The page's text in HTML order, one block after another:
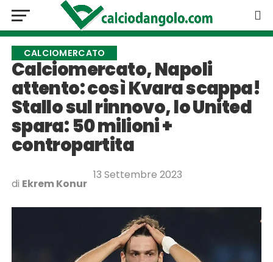
CALCIOMERCATO
Calciomercato, Napoli
attento: così Kvara scappa!
Stallo sul rinnovo, lo United
spara: 50 milioni +
contropartita
di Ekrem Konur
13 Settembre 2023